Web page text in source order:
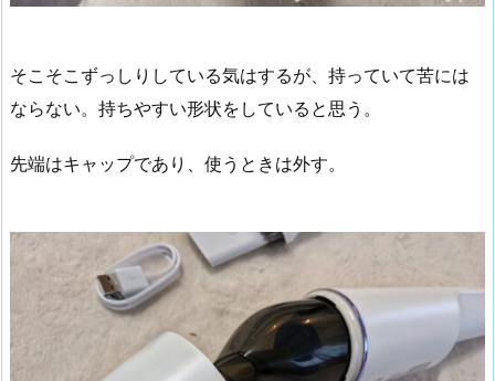
そこそこずっしりしている気はするが、持っていて苦には
ならない。持ちやすい形状をしていると思う。
先端はキャップであり、使うときは外す。